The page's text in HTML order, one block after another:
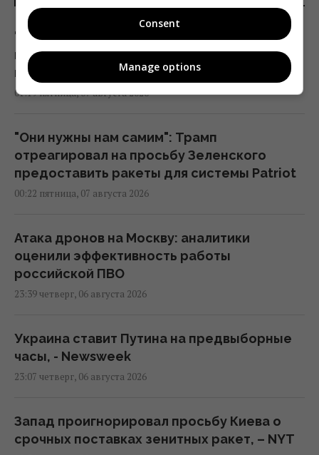
"Достаточно, чтобы выжить, а не
победить": бывшая сотрудница НАТО о
поставках ракет Украине
01:19 пятница, 07 августа 2026
"Они нужны нам самим": Трамп
отреагировал на просьбу Зеленского
предоставить ракеты для системы Patriot
00:22 пятница, 07 августа 2026
Атака дронов на Москву: аналитики
оценили эффективность работы
российской ПВО
23:39 четверг, 06 августа 2026
Украина ставит Путина на предвыборные
часы, - Newsweek
23:07 четверг, 06 августа 2026
Запад проигнорировал просьбу Киева о
срочных поставках зенитных ракет, – NYT
Consent
Manage options